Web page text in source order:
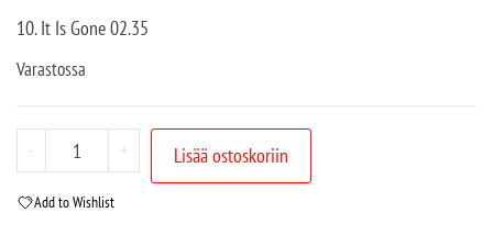
10. It Is Gone 02.35
Varastossa
- + Lisää ostoskoriin
Add to Wishlist